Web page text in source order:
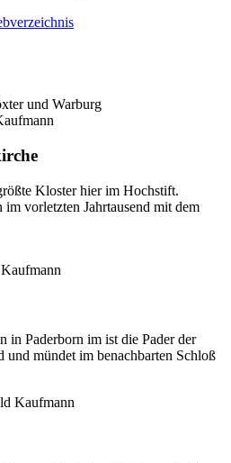
und Warburg
Kloster hier im Hochstift.
vorletzten Jahrtausend mit dem
in Paderborn im ist die Pader der
und mündet im benachbarten Schloß